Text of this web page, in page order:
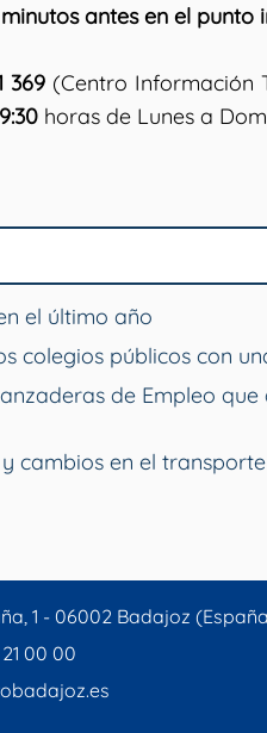
antes en el
369 (Centro Información
horas de Lunes a
el último año
colegios públicos con
de Empleo
cambios en el
1 - 06002 Badajoz
00 00